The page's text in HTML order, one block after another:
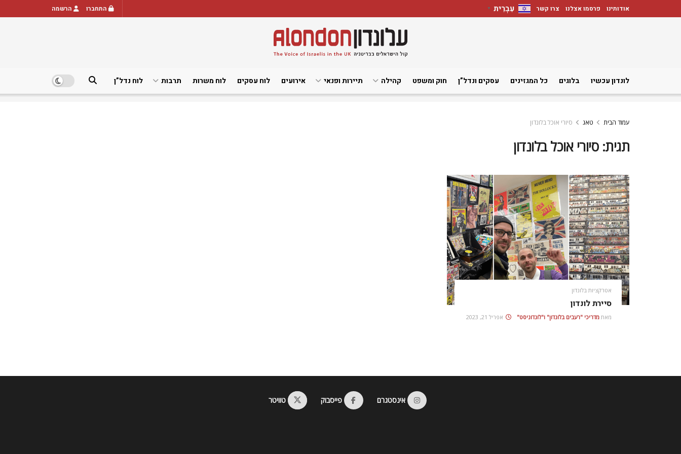
אודותינו פרסמו אצלנו צרו קשר עִבְרִית ▼ התחברו הרשמה
לונדון עכשיו בלוגים כל המגזינים עסקים ונדל”ן חוק ומשפט קהילה תיירות ופנאי אירועים לוח עסקים לוח משרות תרבות לוח נדל”ן
עמוד הבית טאג סיורי אוכל בלונדון
תגית:סיורי אוכל בלונדון
אטרקציות בלונדון
סיירת לונדון
מאת מדריכי "רעבים בלונדון" ו"לונדוניסט" אפריל 21, 2023
אינסטגרם פייסבוק טוויטר